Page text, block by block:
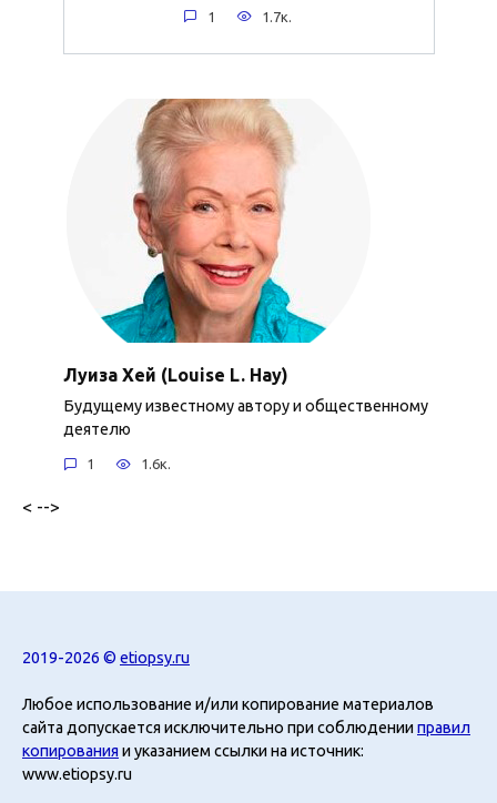
1 1.7к.
Луиза Хей (Louise L. Hay)
Будущему известному автору и общественному
деятелю
1 1.6к.
< -->
2019-2026 © etiopsy.ru
Любое использование и/или копирование материалов
сайта допускается исключительно при соблюденииправил
копирования и указанием ссылки на источник:
www.etiopsy.ru